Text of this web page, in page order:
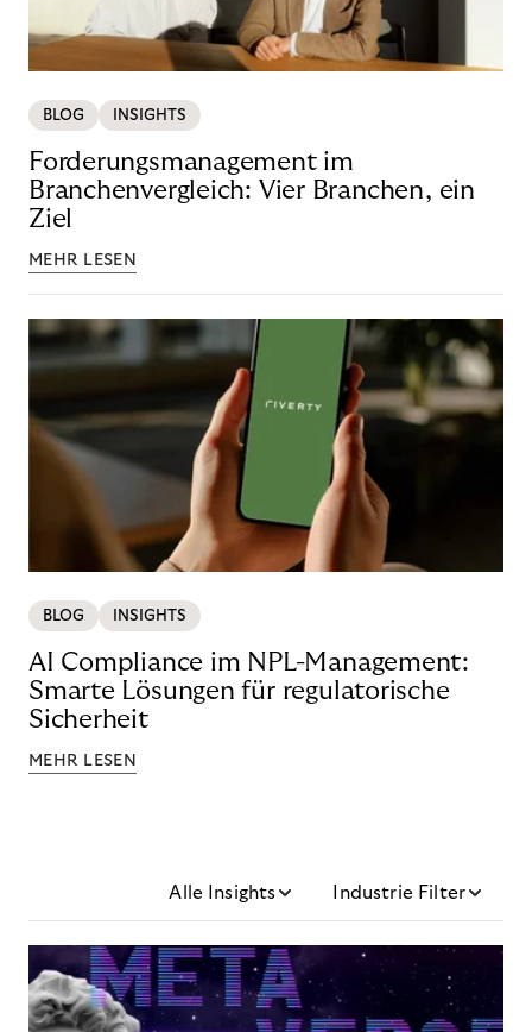
BLOG INSIGHTS
Forderungsmanagement im
Branchenvergleich: Vier Branchen, ein
Ziel
MEHR LESEN
BLOG INSIGHTS
AI Compliance im NPL-Management:
Smarte Lösungen für regulatorische
Sicherheit
MEHR LESEN
Alle Insights Industrie Filter